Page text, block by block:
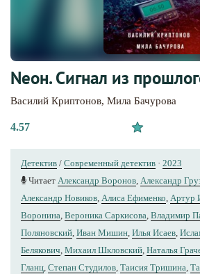
Nеон. Сигнал из
Василий Криптонов, Мила Бачурова
4.57
Детектив / Современный детектив · 2023
Читает Александр Воронов Александр
Александр Новиков Алиса Ефименко Артур
Воронина Вероника Саркисова Владимир
Поляновский Иван Мишин Илья Исаев
Белякович Михаил Шкловский Наталья
Гланц Степан Студилов Таисия Тришина